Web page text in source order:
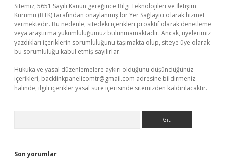
Sitemiz, 5651 Sayılı Kanun gereğince Bilgi Teknolojileri ve İletişim
Kurumu (BTK) tarafından onaylanmış bir Yer Sağlayıcı olarak hizmet
vermektedir. Bu nedenle, sitedeki içerikleri proaktif olarak denetleme
veya araştırma yükümlülüğümüz bulunmamaktadır. Ancak, üyelerimiz
yazdıkları içeriklerin sorumluluğunu taşımakta olup, siteye üye olarak
bu sorumluluğu kabul etmiş sayılırlar.
Hukuka ve yasal düzenlemelere aykırı olduğunu düşündüğünüz
içerikleri, backlinkpanelicomtr@gmail.com adresine bildirmeniz
halinde, ilgili içerikler yasal süre içerisinde sitemizden kaldırılacaktır.
Son yorumlar